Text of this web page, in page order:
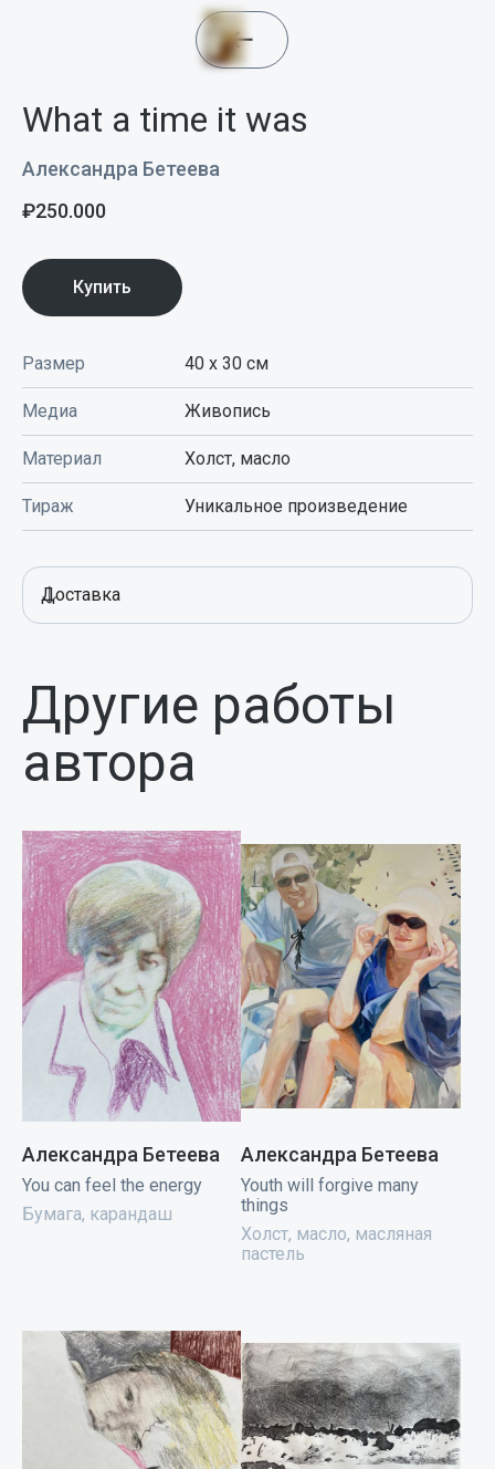
What a time it was
Александра Бетеева
₽250.000
Купить
Размер 40 x 30см
Медиа Живопись
Материал Холст, масло
Тираж Уникальное произведение
Доставка
Другие работы
автора
Александра Бетеева
You can feel the energy
Бумага, карандаш
Александра Бетеева
Youth will forgive many
things
Холст, масло, масляная
пастель